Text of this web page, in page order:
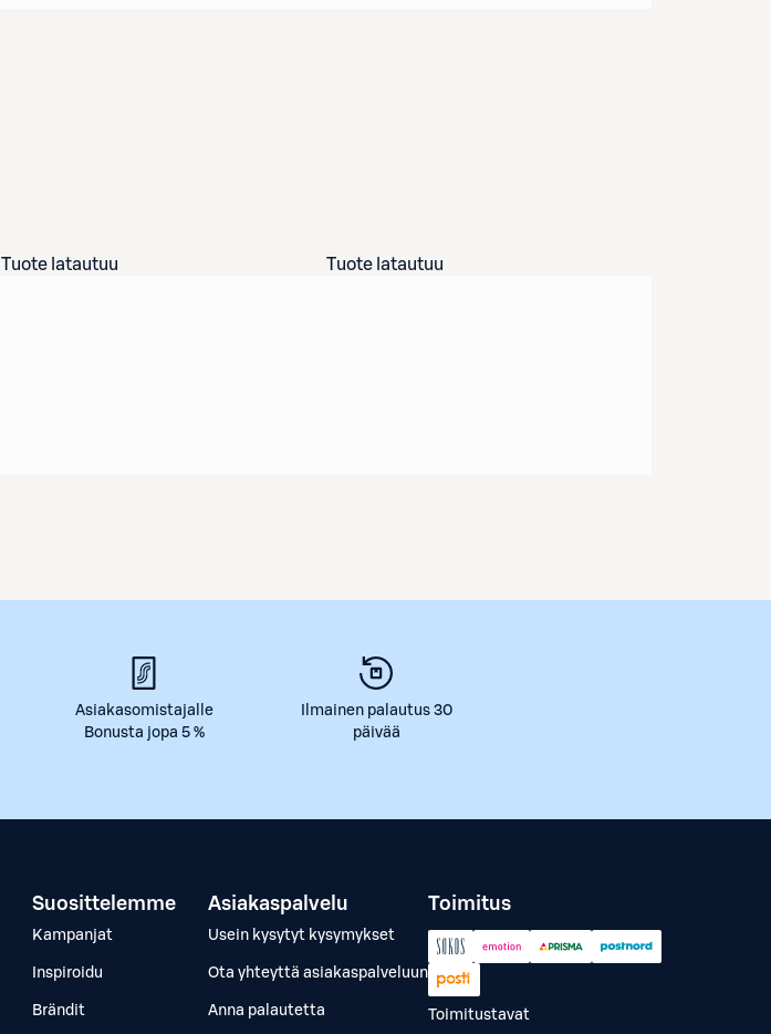
Tuote latautuu Tuote latautuu
Asiakasomistajalle
Bonusta jopa 5 %
Ilmainen palautus 30
päivää
Suosittelemme
Kampanjat
Inspiroidu
Brändit
Asiakaspalvelu
Usein kysytyt kysymykset
Ota yhteyttä asiakaspalveluun
Anna palautetta
Toimitus
Toimitustavat